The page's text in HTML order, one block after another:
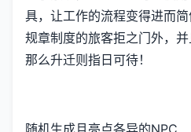
具，让工作的流程变得进而
规章制度的旅客拒之门外，并
那么升迁则指日可待！
随机生成且亮点各异的NPC